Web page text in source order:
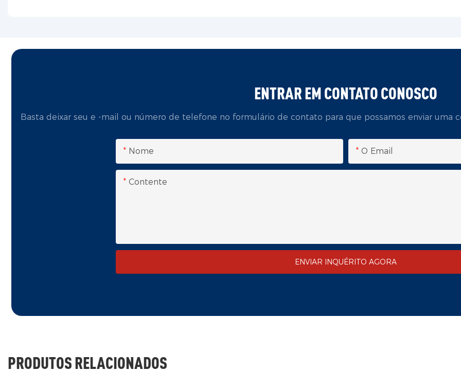
ENTRAR EM CONTATO CONOSCO
Basta deixar seu e -mail ou número de telefone no formulário de contato para que possamos enviar uma
Nome O Email
Contente
ENVIAR INQUÉRITO AGORA
PRODUTOS RELACIONADOS